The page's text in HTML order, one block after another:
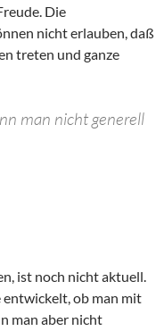
Die
nicht erlauben, daß
treten und ganze
man nicht generell
ist noch nicht aktuell.
entwickelt, ob man mit
man aber nicht